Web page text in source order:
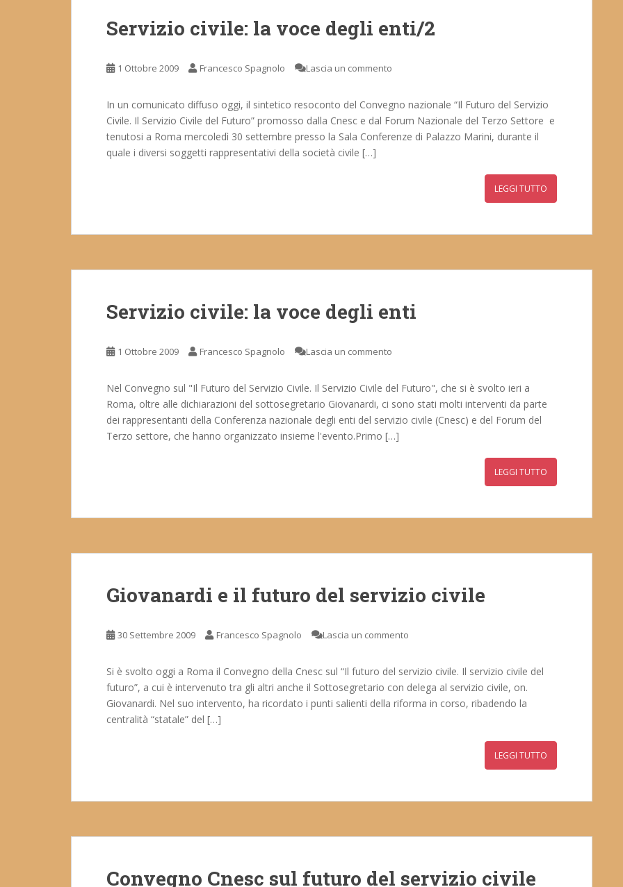
Servizio civile: la voce degli enti/2
1 Ottobre 2009 Francesco Spagnolo Lascia un commento
In un comunicato diffuso oggi, il sintetico resoconto del Convegno nazionale “Il Futuro del Servizio
Civile. Il Servizio Civile del Futuro” promosso dalla Cnesc e dal Forum Nazionale del Terzo Settore e
tenutosi a Roma mercoledì 30 settembre presso la Sala Conferenze di Palazzo Marini, durante il
quale i diversi soggetti rappresentativi della società civile […]
LEGGI TUTTO
Servizio civile: la voce degli enti
1 Ottobre 2009 Francesco Spagnolo Lascia un commento
Nel Convegno sul "Il Futuro del Servizio Civile. Il Servizio Civile del Futuro", che si è svolto ieri a
Roma, oltre alle dichiarazioni del sottosegretario Giovanardi, ci sono stati molti interventi da parte
dei rappresentanti della Conferenza nazionale degli enti del servizio civile (Cnesc) e del Forum del
Terzo settore, che hanno organizzato insieme l'evento.Primo […]
LEGGI TUTTO
Giovanardi e il futuro del servizio civile
30 Settembre 2009 Francesco Spagnolo Lascia un commento
Si è svolto oggi a Roma il Convegno della Cnesc sul “Il futuro del servizio civile. Il servizio civile del
futuro”, a cui è intervenuto tra gli altri anche il Sottosegretario con delega al servizio civile, on.
Giovanardi. Nel suo intervento, ha ricordato i punti salienti della riforma in corso, ribadendo la
centralità “statale” del […]
LEGGI TUTTO
Convegno Cnesc sul futuro del servizio civile